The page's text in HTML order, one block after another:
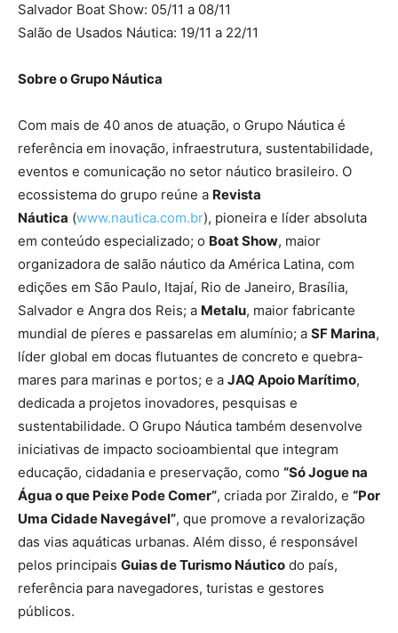
Salvador Boat Show: 05/11 a 08/11
Salão de Usados Náutica: 19/11 a 22/11
Sobre o Grupo Náutica
Com mais de 40 anos de atuação, o Grupo Náutica é
referência em inovação, infraestrutura, sustentabilidade,
eventos e comunicação no setor náutico brasileiro. O
ecossistema do grupo reúne a Revista
Náutica (www.nautica.com.br), pioneira e líder absoluta
em conteúdo especializado; o Boat Show, maior
organizadora de salão náutico da América Latina, com
edições em São Paulo, Itajaí, Rio de Janeiro, Brasília,
Salvador e Angra dos Reis; a Metalu, maior fabricante
mundial de píeres e passarelas em alumínio; a SF Marina,
líder global em docas flutuantes de concreto e quebra-
mares para marinas e portos; e a JAQ Apoio Marítimo,
dedicada a projetos inovadores, pesquisas e
sustentabilidade. O Grupo Náutica também desenvolve
iniciativas de impacto socioambiental que integram
educação, cidadania e preservação, como “Só Jogue na
Água o que Peixe Pode Comer”, criada por Ziraldo, e “Por
Uma Cidade Navegável”, que promove a revalorização
das vias aquáticas urbanas. Além disso, é responsável
pelos principais Guias de Turismo Náutico do país,
referência para navegadores, turistas e gestores
públicos.